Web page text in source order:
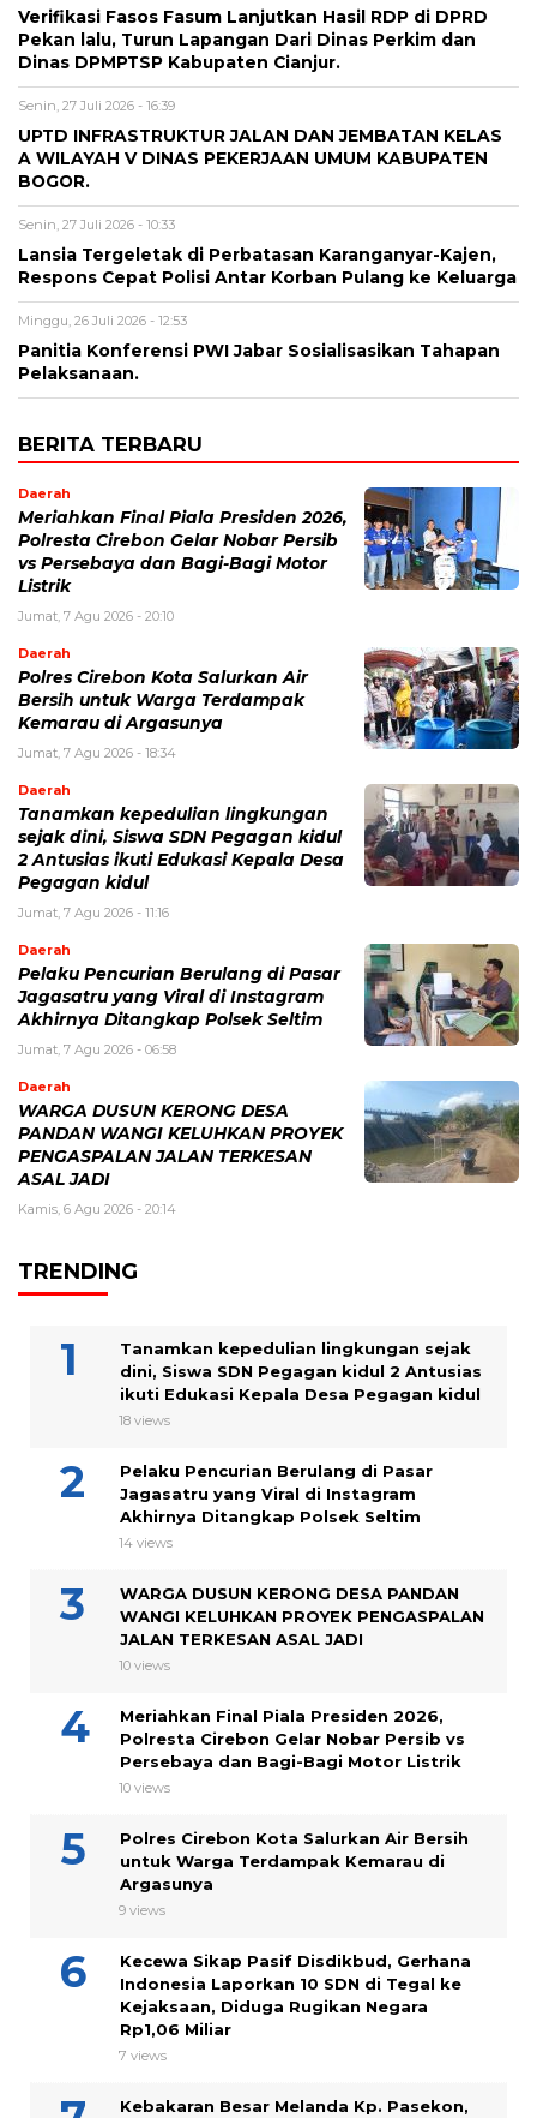
Verifikasi Fasos Fasum Lanjutkan Hasil RDP di DPRD
Pekan lalu, Turun Lapangan Dari Dinas Perkim dan
Dinas DPMPTSP Kabupaten Cianjur.
Senin, 27 Juli 2026 - 16:39
UPTD INFRASTRUKTUR JALAN DAN JEMBATAN KELAS
A WILAYAH V DINAS PEKERJAAN UMUM KABUPATEN
BOGOR.
Senin, 27 Juli 2026 - 10:33
Lansia Tergeletak di Perbatasan Karanganyar-Kajen,
Respons Cepat Polisi Antar Korban Pulang ke Keluarga
Minggu, 26 Juli 2026 - 12:53
Panitia Konferensi PWI Jabar Sosialisasikan Tahapan
Pelaksanaan.
BERITA TERBARU
Daerah
Meriahkan Final Piala Presiden 2026,
Polresta Cirebon Gelar Nobar Persib
vs Persebaya dan Bagi-Bagi Motor
Listrik
Jumat, 7 Agu 2026 - 20:10
Daerah
Polres Cirebon Kota Salurkan Air
Bersih untuk Warga Terdampak
Kemarau di Argasunya
Jumat, 7 Agu 2026 - 18:34
Daerah
Tanamkan kepedulian lingkungan
sejak dini, Siswa SDN Pegagan kidul
2 Antusias ikuti Edukasi Kepala Desa
Pegagan kidul
Jumat, 7 Agu 2026 - 11:16
Daerah
Pelaku Pencurian Berulang di Pasar
Jagasatru yang Viral di Instagram
Akhirnya Ditangkap Polsek Seltim
Jumat, 7 Agu 2026 - 06:58
Daerah
WARGA DUSUN KERONG DESA
PANDAN WANGI KELUHKAN PROYEK
PENGASPALAN JALAN TERKESAN
ASAL JADI
Kamis, 6 Agu 2026 - 20:14
TRENDING
Tanamkan kepedulian lingkungan sejak
dini, Siswa SDN Pegagan kidul 2 Antusias
ikuti Edukasi Kepala Desa Pegagan kidul
18 views
Pelaku Pencurian Berulang di Pasar
Jagasatru yang Viral di Instagram
Akhirnya Ditangkap Polsek Seltim
14 views
WARGA DUSUN KERONG DESA PANDAN
WANGI KELUHKAN PROYEK PENGASPALAN
JALAN TERKESAN ASAL JADI
10 views
Meriahkan Final Piala Presiden 2026,
Polresta Cirebon Gelar Nobar Persib vs
Persebaya dan Bagi-Bagi Motor Listrik
10 views
Polres Cirebon Kota Salurkan Air Bersih
untuk Warga Terdampak Kemarau di
Argasunya
9 views
Kecewa Sikap Pasif Disdikbud, Gerhana
Indonesia Laporkan 10 SDN di Tegal ke
Kejaksaan, Diduga Rugikan Negara
Rp1,06 Miliar
7 views
Kebakaran Besar Melanda Kp. Pasekon,